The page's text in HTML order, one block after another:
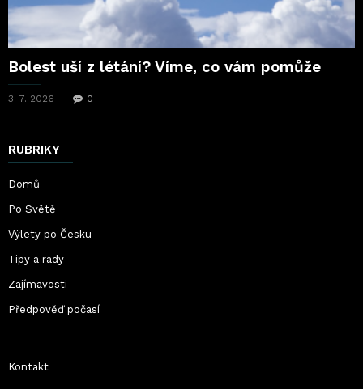
Bolest uší z létání? Víme, co vám pomůže
3. 7. 2026 0
RUBRIKY
Domů
Po Světě
Výlety po Česku
Tipy a rady
Zajímavosti
Předpověď počasí
Kontakt